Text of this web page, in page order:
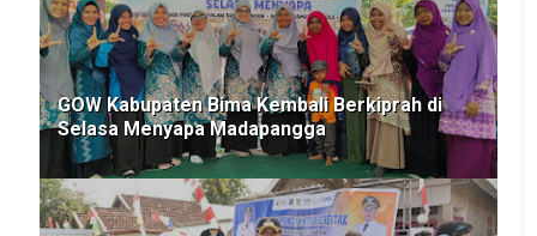
GOW Kabupaten Bima Kembali Berkiprah di
Selasa Menyapa Madapangga